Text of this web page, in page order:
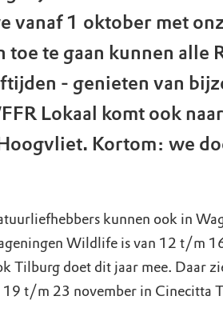
vanaf 1 oktober met
toe te gaan kunnen alle
- genieten van
Lokaal komt ook
Kortom: we
kunnen ook in
Wildlife is van 12 t/m
Tilburg doet dit jaar mee. Daar
19 t/m 23 november in Cinecitta